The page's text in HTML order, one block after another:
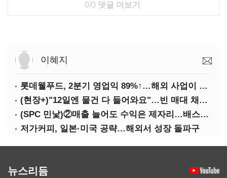
0/0 댓글 더보기
이혜지
롯데웰푸드, 2분기 영업익 89%↑…해외 사업이 실적 견인
(현장+)"12일엔 물건 다 들어와요"…빈 매대 채우며 문 연 홈플러스
(SPC 민낯)②매출 늘어도 수익은 제자리…배스킨라빈스 점주 '속앓이'
저가커피, 일본·미국 공략…해외서 성장 돌파구
뉴스리듬